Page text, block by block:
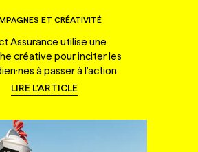
ET CRÉATIVITÉ
Assurance utilise une
créative pour inciter les
à passer à l'action
LIRE L'ARTICLE